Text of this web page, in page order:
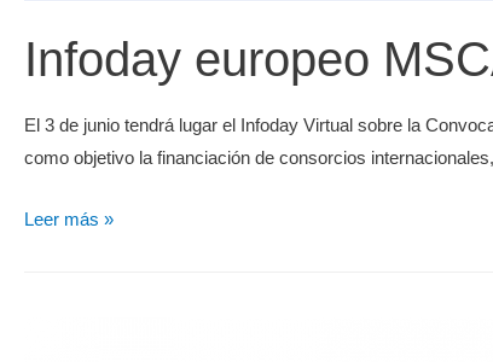
Infoday europeo
El 3 de junio tendrá lugar el Infoday Virtual sobre la
como objetivo la financiación de consorcios
Leer más »